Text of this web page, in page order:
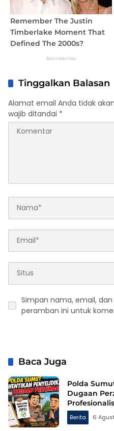
Tinggalkan Balasan
Alamat email Anda tidak
wajib ditandai *
Simpan nama, email,
peramban ini untuk
Baca Juga
Polda
Dugaan
Berita 6